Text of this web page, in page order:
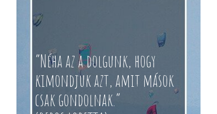
“Néha az a dolgunk, hogy
kimondjuk azt, amit mások
csak gondolnak.”